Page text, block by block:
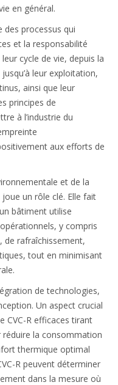
en général.
processus qui
et la responsabilité
cycle de vie, depuis la
leur exploitation,
ainsi que leur
principes de
à l’industrie du
aux efforts de
et de la
un rôle clé. Elle fait
bâtiment utilise
y compris
de rafraîchissement,
tout en minimisant
de technologies,
Un aspect crucial
CVC-R efficaces tirant
la consommation
thermique optimal
R peuvent déterminer
dans la mesure où